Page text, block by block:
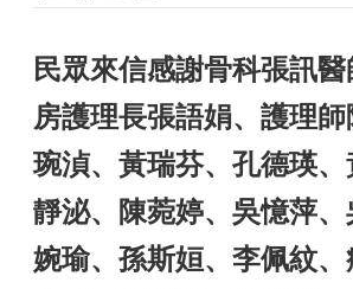
民眾來信感謝骨科張訊
房護理長張語娟、護理
琬湞、黃瑞芬、孔德瑛
靜泌、陳菀婷、吳憶萍
婉瑜、孫斯姮、李佩紋